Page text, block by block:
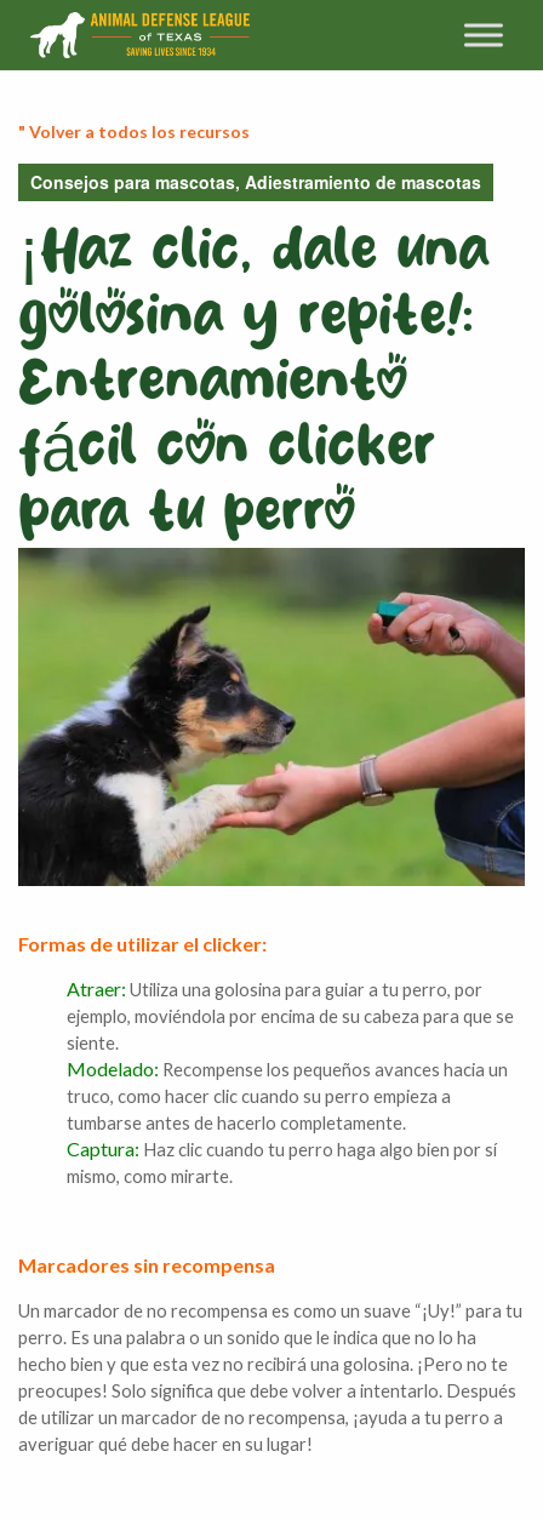
" Volver a todos los recursos
Consejos para mascotas, Adiestramiento de mascotas
¡Haz clic, dale una
golosina y repite!:
Entrenamiento
fácil con clicker
para tu perro
Formas de utilizar el clicker:
Atraer: Utiliza una golosina para guiar a tu perro, por
ejemplo, moviéndola por encima de su cabeza para que se
siente.
Modelado: Recompense los pequeños avances hacia un
truco, como hacer clic cuando su perro empieza a
tumbarse antes de hacerlo completamente.
Captura: Haz clic cuando tu perro haga algo bien por sí
mismo, como mirarte.
Marcadores sin recompensa
Un marcador de no recompensa es como un suave “¡Uy!” para tu
perro. Es una palabra o un sonido que le indica que no lo ha
hecho bien y que esta vez no recibirá una golosina. ¡Pero no te
preocupes! Solo significa que debe volver a intentarlo. Después
de utilizar un marcador de no recompensa, ¡ayuda a tu perro a
averiguar qué debe hacer en su lugar!